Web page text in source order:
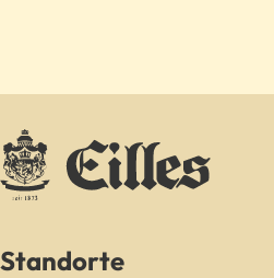
Standorte